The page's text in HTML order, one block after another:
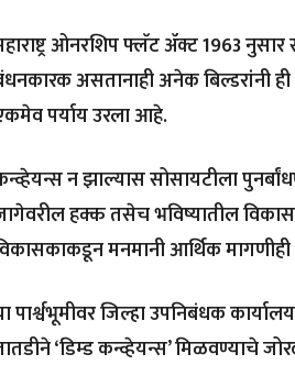
ओनरशिप फ्लॅट ॲक्ट 1963
असतानाही अनेक बिल्डरांनी ही
पर्याय उरला आहे.
न झाल्यास सोसायटीला
हक्क तसेच भविष्यातील
मनमानी आर्थिक
पार्श्वभूमीवर जिल्हा उपनिबंधक
‘डिम्ड कन्व्हेयन्स’ मिळवण्याचे